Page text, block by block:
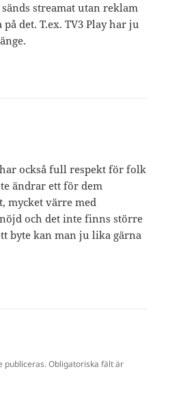
streamat utan reklam
det. T.ex. TV3 Play har ju
också full respekt för folk
ändrar ett för dem
mycket värre med
och det inte finns större
byte kan man ju lika gärna
publiceras. Obligatoriska fält är